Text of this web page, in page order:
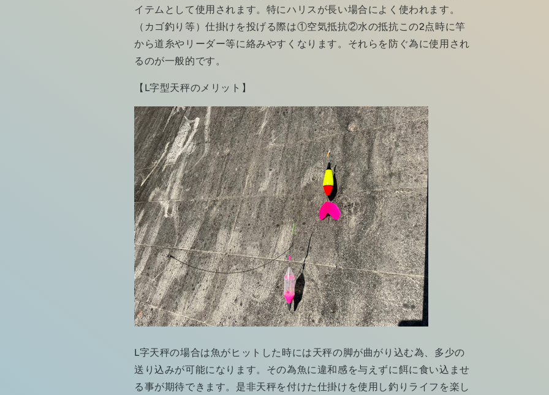
イテムとして使用されます。特にハリスが長い場合によく使われます。
（カゴ釣り等）仕掛けを投げる際は①空気抵抗②水の抵抗この2点時に竿
から道糸やリーダー等に絡みやすくなります。それらを防ぐ為に使用され
るのが一般的です。
【L字型天秤のメリット】
L字天秤の場合は魚がヒットした時には天秤の脚が曲がり込む為、多少の
送り込みが可能になります。その為魚に違和感を与えずに餌に食い込ませ
る事が期待できます。是非天秤を付けた仕掛けを使用し釣りライフを楽し